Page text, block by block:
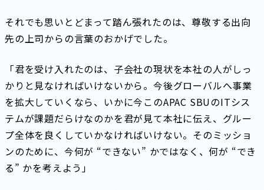
それでも思いとどまって踏ん張れたのは、尊敬する出向
先の上司からの言葉のおかげでした。
「君を受け入れたのは、子会社の現状を本社の人がしっ
かりと見なければいけないから。今後グローバルへ事業
を拡大していくなら、いかに今このAPAC SBUのITシス
テムが課題だらけなのかを君が見て本社に伝え、グルー
プ全体を良くしていかなければいけない。そのミッショ
ンのために、今何が “できない” かではなく、何が “でき
る” かを考えよう」